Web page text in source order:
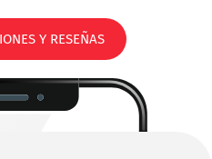
Y RESEÑAS